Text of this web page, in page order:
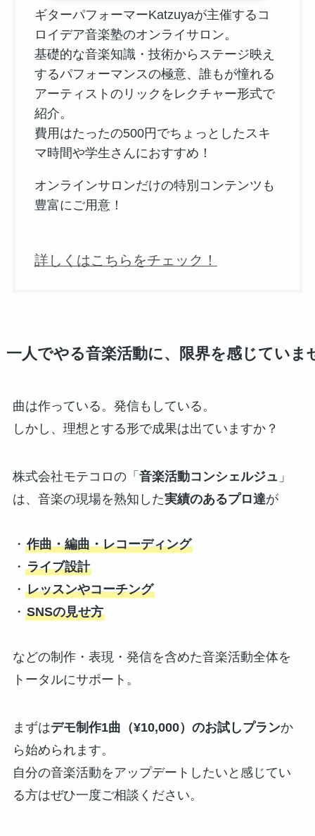
ギターパフォーマーKatzuyaが主催するコ
ロイデア音楽塾のオンライサロン。
基礎的な音楽知識・技術からステージ映え
するパフォーマンスの極意、誰もが憧れる
アーティストのリックをレクチャー形式で
紹介。
費用はたったの500円でちょっとしたスキ
マ時間や学生さんにおすすめ！
オンラインサロンだけの特別コンテンツも
豊富にご用意！
詳しくはこちらをチェック！
一人でやる音楽活動に、限界を感じていま
曲は作っている。発信もしている。
しかし、理想とする形で成果は出ていますか？
株式会社モテコロの「 音楽活動コンシェルジュ 」
は、音楽の現場を熟知した実績のあるプロ達が
・ 作曲・編曲・レコーディング
・ ライブ設計
・ レッスンやコーチング
・ SNSの見せ方
などの制作・表現・発信を含めた音楽活動全体を
トータルにサポート。
まずはデモ制作1曲（¥10,000）のお試しプランか
ら始められます。
自分の音楽活動をアップデートしたいと感じてい
る方はぜひ一度ご相談ください。